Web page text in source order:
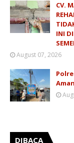
CV.
INI
August 07, 2026
DIBACA